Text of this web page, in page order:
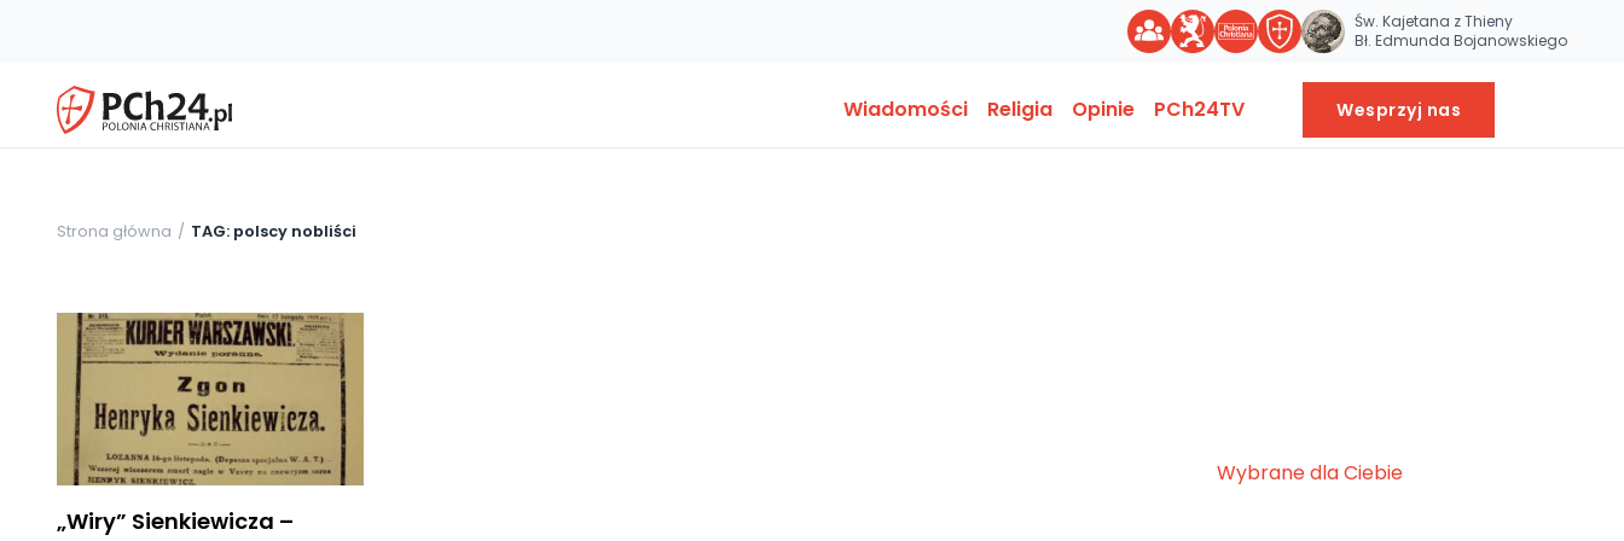
Św. Kajetana z Thieny
Bł. Edmunda Bojanowskiego
Wiadomości Religia Opinie PCh24TV Wesprzyj nas
Strona główna TAG: polscy nobliści
„Wiry” Sienkiewicza –
Wybrane dla Ciebie